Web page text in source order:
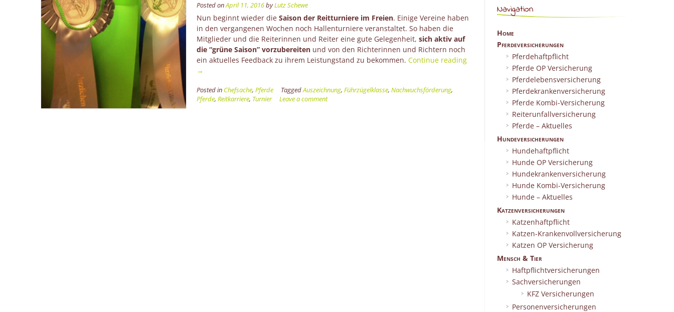
Posted onApril 11, 2016byLutz Schewe
Nun beginnt wieder dieSaison der Reitturniere im Freien. Einige Vereine haben
in den vergangenen Wochen noch Hallenturniere veranstaltet. So haben die
Mitglieder und die Reiterinnen und Reiter eine gute Gelegenheit,sich aktiv auf
die “grüne Saison” vorzubereiten und von den Richterinnen und Richtern noch
ein aktuelles Feedback zu ihrem Leistungstand zu bekommen.Continue reading“Chefsache
Reiterinnen
→
Posted in Chefsache,Pferde TaggedAuszeichnung,Führzügelklasse,Nachwuchsförderung,
Pferde,Reitkarriere, Turnier Leave a comment
Navigation
Home
Pferdeversicherungen
Pferdehaftpflicht
Pferde OP Versicherung
Pferdelebensversicherung
Pferdekrankenversicherung
Pferde Kombi-Versicherung
Reiterunfallversicherung
Pferde – Aktuelles
Hundeversicherungen
Hundehaftpflicht
Hunde OP Versicherung
Hundekrankenversicherung
Hunde Kombi-Versicherung
Hunde – Aktuelles
Katzenversicherungen
Katzenhaftpflicht
Katzen-Krankenvollversicherung
Katzen OP Versicherung
Mensch & Tier
Haftpflichtversicherungen
Sachversicherungen
KFZ Versicherungen
Personenversicherungen